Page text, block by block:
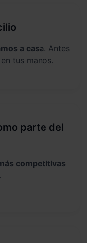
a casa. Antes
tus manos.
parte del
competitivas
.